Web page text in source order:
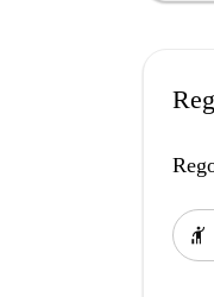
hail